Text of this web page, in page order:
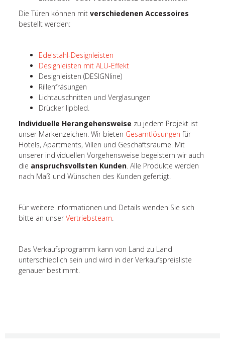
Die Türen können mitverschiedenen Accessoires
bestellt werden:
Edelstahl-Designleisten
Designleisten mit ALU-Effekt
Designleisten (DESIGNline)
Rillenfräsungen
Lichtauschnitten und Verglasungen
Drücker lipbled.
Individuelle Herangehensweise zu jedem Projekt ist
unser Markenzeichen. Wir bieten Gesamtlösungen für
Hotels, Apartments, Villen und Geschäftsräume. Mit
unserer individuellen Vorgehensweise begeistern wir auch
die anspruchsvollsten Kunden. Alle Produkte werden
nach Maß und Wünschen des Kunden gefertigt.
Für weitere Informationen und Details wenden Sie sich
bitte an unserVertriebsteam.
Das Verkaufsprogramm kann von Land zu Land
unterschiedlich sein und wird in der Verkaufspreisliste
genauer bestimmt.